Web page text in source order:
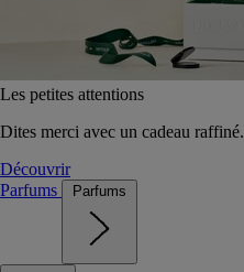
Les petites attentions
Dites merci avec un cadeau raffiné.
Découvrir
Parfums
Parfums